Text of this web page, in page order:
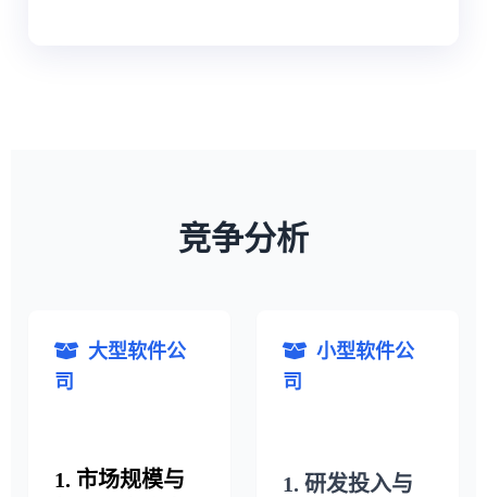
竞争分析
大型软件公
司
1. 市场规模与
小型软件公
司
1. 研发投入与